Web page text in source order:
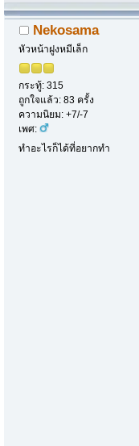
Nekosama
หัวหน้าฝูงหมีเล็ก
กระทู้: 315
ถูกใจแล้ว: 83 ครั้ง
ความนิยม: +7/-7
เพศ:
ทำอะไรก็ได้ที่อยากทำ